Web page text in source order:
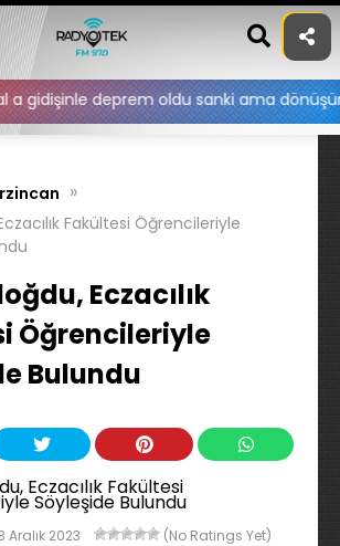
oldu sanki ama dönüşünle
»
Fakültesi Öğrencileriyle
Eczacılık
Öğrencileriyle
Bulundu
Aralık 2023 (No Ratings Yet)